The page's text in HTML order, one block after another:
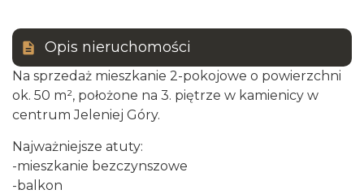
Opis nieruchomości
Na sprzedaż mieszkanie 2-pokojowe o powierzchni
ok. 50 m², położone na 3. piętrze w kamienicy w
centrum Jeleniej Góry.
Najważniejsze atuty:
-mieszkanie bezczynszowe
-balkon